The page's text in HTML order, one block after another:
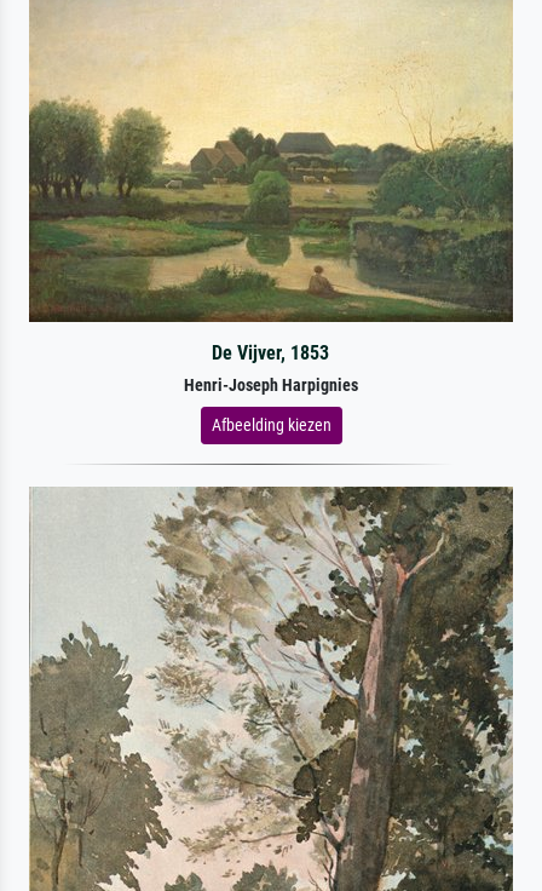
De Vijver, 1853
Henri-Joseph Harpignies
Afbeelding kiezen